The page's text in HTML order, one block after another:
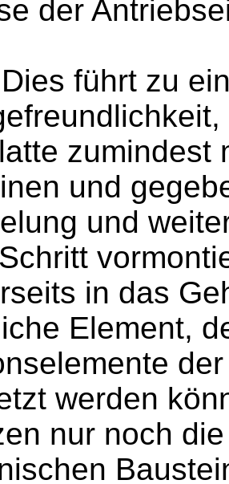
der
Dies führt zu
zumindest
und
und
in das
Element,
werden
nur noch